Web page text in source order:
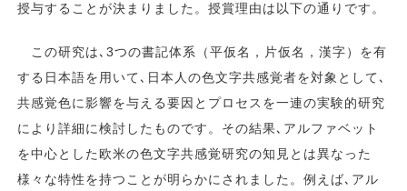
授与することが決まりました。授賞理由は以下の通りです。
この研究は､3つの書記体系（平仮名，片仮名，漢字）を有
する日本語を用いて､日本人の色文字共感覚者を対象として､
共感覚色に影響を与える要因とプロセスを一連の実験的研究
により詳細に検討したものです。その結果､アルファベット
を中心とした欧米の色文字共感覚研究の知見とは異なった
様々な特性を持つことが明らかにされました。例えば､アル